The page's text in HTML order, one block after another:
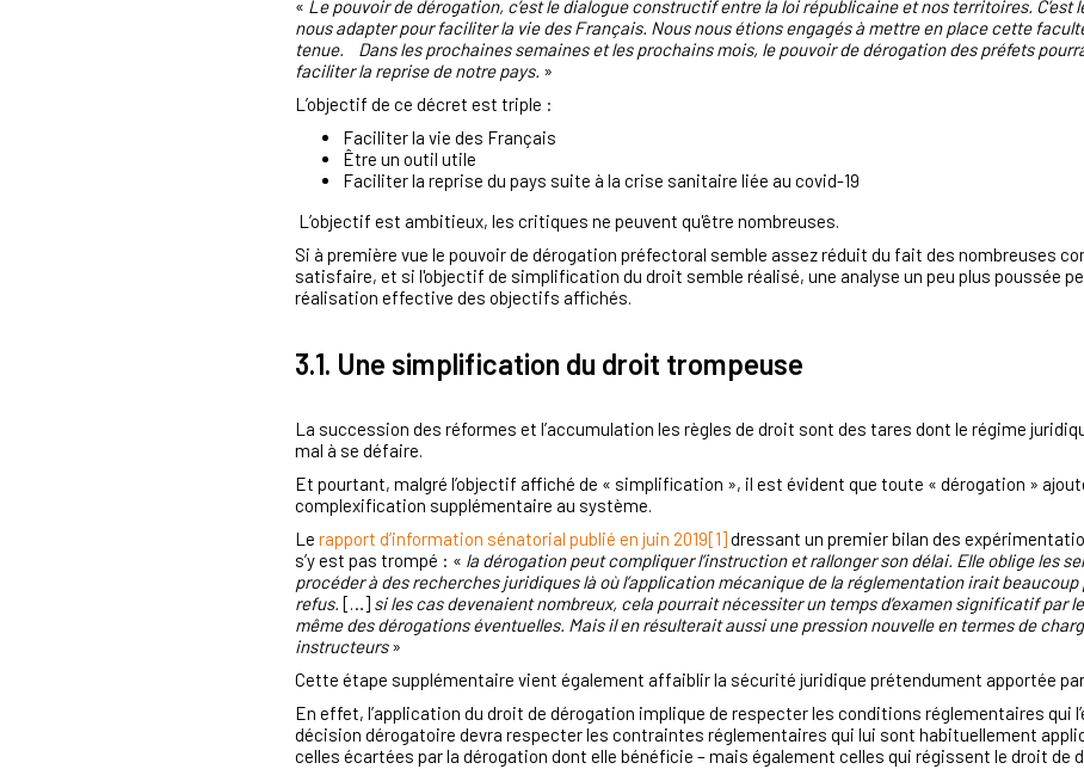
« Le pouvoir de dérogation, c’est le dialogue constructif entre la loi républicaine et nos territoires. C’est
nous adapter pour faciliter la vie des Français. Nous nous étions engagés à mettre en place cette
tenue.
Dans les prochaines semaines et les prochains mois, le pouvoir de dérogation des préfets
faciliter la reprise de notre pays. »
L’objectif de ce décret est triple :
Faciliter la vie des Français
Être un outil utile
Faciliter la reprise du pays suite à la crise sanitaire liée au covid-19
L’objectif est ambitieux, les critiques ne peuvent qu'être nombreuses.
Si à première vue le pouvoir de dérogation préfectoral semble assez réduit du fait des nombreuses
satisfaire, et si l'objectif de simplification du droit semble réalisé, une analyse un peu plus poussée
réalisation effective des objectifs affichés.
3.1. Une simplification du droit trompeuse
La succession des réformes et l’accumulation les règles de droit sont des tares dont le régime
mal à se défaire.
Et pourtant, malgré l’objectif affiché de « simplification », il est évident que toute « dérogation »
complexification supplémentaire au système.
Le rapport d’information sénatorial publié en juin 2019[1]dressant un premier bilan des
s’y est pas trompé : « la dérogation peut compliquer l’instruction et rallonger son délai. Elle oblige les
procéder à des recherches juridiques là où l’application mécanique de la réglementation irait
refus. […] si les cas devenaient nombreux, cela pourrait nécessiter un temps d’examen significatif par
même des dérogations éventuelles. Mais il en résulterait aussi une pression nouvelle en termes de
instructeurs»
Cette étape supplémentaire vient également affaiblir la sécurité juridique prétendument apportée
En effet, l’application du droit de dérogation implique de respecter les conditions réglementaires qui
décision dérogatoire devra respecter les contraintes réglementaires qui lui sont habituellement
celles écartées par la dérogation dont elle bénéficie – mais également celles qui régissent le droit de